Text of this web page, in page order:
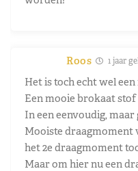
Roos 1 jaar
Het is toch echt wel
Een mooie brokaat
In een eenvoudig,
Mooiste draagmoment
het 2e draagmoment
Maar om hier nu een